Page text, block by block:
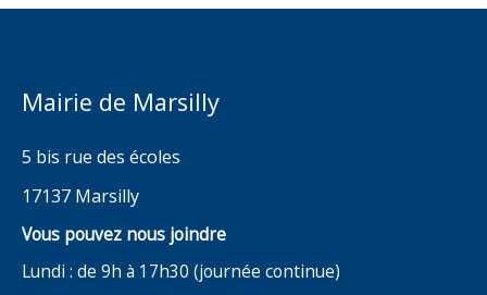
Mairie de Marsilly
5 bis rue des écoles
17137 Marsilly
Vous pouvez nous joindre
Lundi : de 9h à 17h30 (journée continue)